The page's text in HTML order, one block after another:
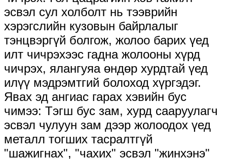
эсвэл сул холболт нь тээврийн
хэрэгслийн кузовын байрлалыг
тэнцвэргүй болгож, жолоо барих үед
илт чичрэхээс гадна жолооны хүрд
чичрэх, ялангуяа өндөр хурдтай үед
илүү мэдрэмтгий болоход хүргэдэг.
Явах эд ангиас гарах хэвийн бус
чимээ: Тэгш бус зам, хурд сааруулагч
эсвэл чулуун зам дээр жолоодох үед
металл тогших тасралтгүй
"шажигнах", "чахих" эсвэл "жинхэнэ"